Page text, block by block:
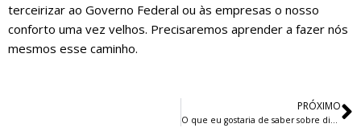
terceirizar ao Governo Federal ou às empresas o nosso
conforto uma vez velhos. Precisaremos aprender a fazer nós
mesmos esse caminho.
PRÓXIMO
O que eu gostaria de saber sobre dinheiro no início da minha vida profissional